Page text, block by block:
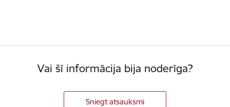
Vai šī informācija bija noderīga?
Sniegt atsauksmi